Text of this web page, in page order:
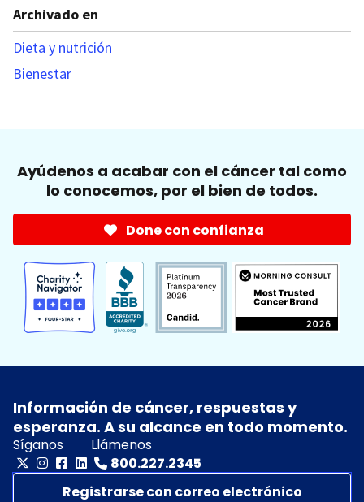
Archivado en
Dieta y nutrición
Bienestar
Ayúdenos a acabar con el cáncer tal como
lo conocemos, por el bien de todos.
Done con confianza
Información de cáncer, respuestas y
esperanza. A su alcance en todo momento.
Síganos
Llámenos
800.227.2345
Registrarse con correo electrónico